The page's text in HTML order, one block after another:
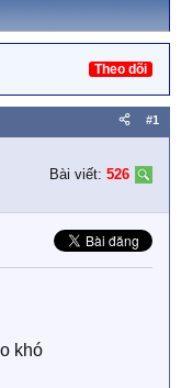
Theo dõi
#1
Bài viết: 526
khó